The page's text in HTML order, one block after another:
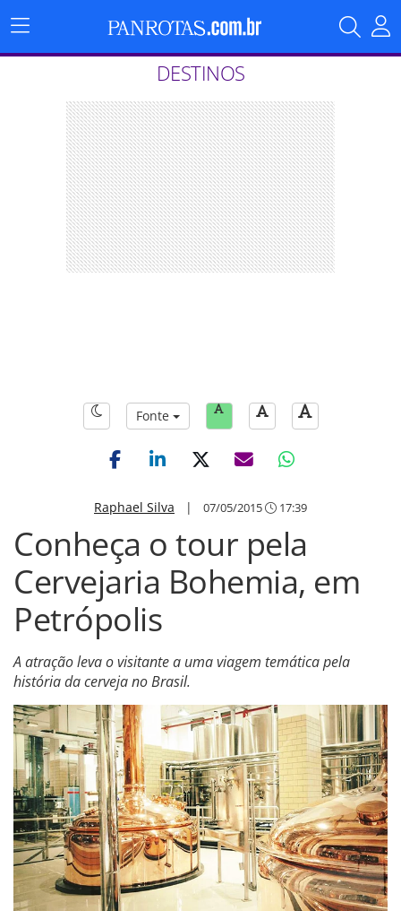
Menu
Principal
DESTINOS
Fonte
Raphael Silva | 07/05/2015 17:39
Conheça o tour pela
Cervejaria Bohemia, em
Petrópolis
A atração leva o visitante a uma viagem temática pela
história da cerveja no Brasil.